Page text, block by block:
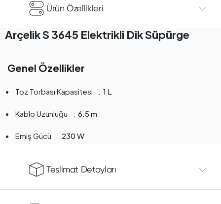
Ürün Özellikleri
Arçelik S 3645 Elektrikli Dik Süpürge
Genel Özellikler
Toz Torbası Kapasitesi 1 L
Kablo Uzunluğu 6.5 m
Emiş Gücü 230 W
Teslimat Detayları